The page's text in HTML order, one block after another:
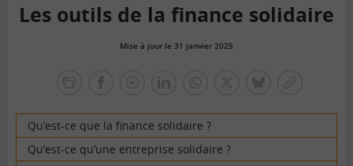
Les outils de la finance solidaire
Mise à jour le 31 janvier 2025
tous
Qu’est-ce que la finance solidaire ?
Qu’est-ce qu’une entreprise solidaire ?